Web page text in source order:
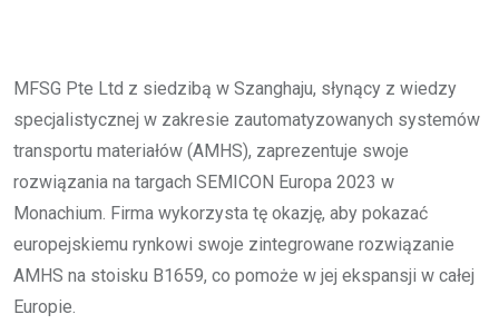
MFSG Pte Ltd z siedzibą w Szanghaju, słynący z wiedzy
specjalistycznej w zakresie zautomatyzowanych systemów
transportu materiałów (AMHS), zaprezentuje swoje
rozwiązania na targach SEMICON Europa 2023 w
Monachium. Firma wykorzysta tę okazję, aby pokazać
europejskiemu rynkowi swoje zintegrowane rozwiązanie
AMHS na stoisku B1659, co pomoże w jej ekspansji w całej
Europie.